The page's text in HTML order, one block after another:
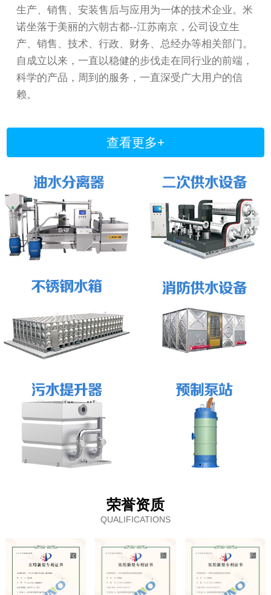
生产、销售、安装售后与应用为一体的技术企业。米
诺坐落于美丽的六朝古都--江苏南京，公司设立生
产、销售、技术、行政、财务、总经办等相关部门。
自成立以来，一直以稳健的步伐走在同行业的前端，
科学的产品，周到的服务，一直深受广大用户的信
赖。
查看更多+
荣誉资质
QUALIFICATIONS